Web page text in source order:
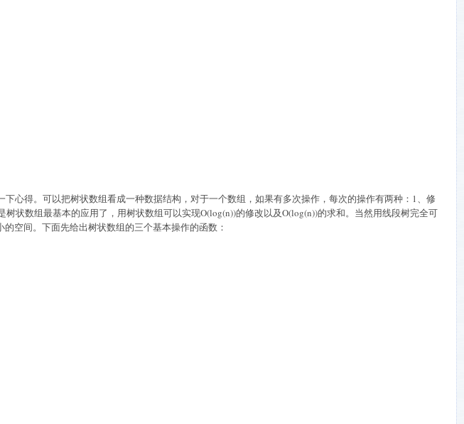
心得。可以把树状数组看成一种数据结构，对于一个数组，如果有多次操作，每次的操作有两种： 1、修
树状数组最基本的应用了，用树状数组可以实现O(log(n))的修改以及O(log(n))的求和。当然用线段树完全可
的空间。下面先给出树状数组的三个基本操作的函数：